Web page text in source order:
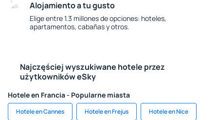
Alojamiento a tu gusto
Elige entre 1.3 millones de opciones: hoteles,
apartamentos, cabañas y otros.
Najczęściej wyszukiwane hotele przez
użytkowników eSky
Hotele en Francia - Popularne miasta
Hotele en Cannes Hotele en Frejus Hotele en Nice